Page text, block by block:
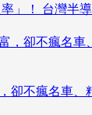
」！ 台灣半
卻不瘋名車